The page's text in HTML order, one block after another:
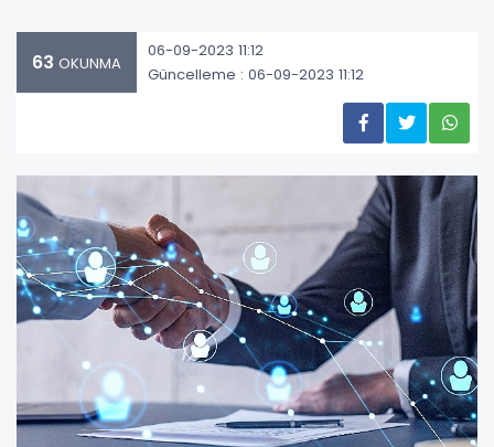
63 OKUNMA
06-09-2023 11:12
Güncelleme : 06-09-2023 11:12